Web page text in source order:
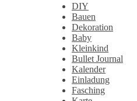
DIY
Bauen
Dekoration
Baby
Kleinkind
Bullet Journal
Kalender
Einladung
Fasching